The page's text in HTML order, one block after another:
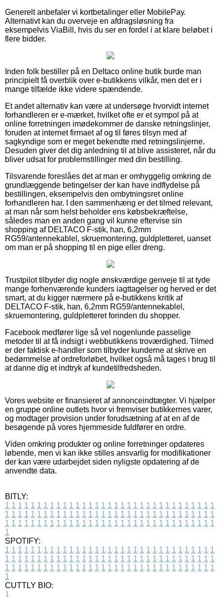
Generelt anbefaler vi kortbetalinger eller MobilePay.
Alternativt kan du overveje en afdragsløsning fra
eksempelvis ViaBill, hvis du ser en fordel i at klare beløbet i
flere bidder.
Inden folk bestiller på en Deltaco online butik burde man
principielt få overblik over e-butikkens vilkår, men det er i
mange tilfælde ikke videre spændende.
Et andet alternativ kan være at undersøge hvorvidt internet
forhandleren er e-mærket, hvilket ofte er et sympol på at
online forretningen imødekommer de danske retningslinjer,
foruden at internet firmaet af og til føres tilsyn med af
sagkyndige som er meget bekendte med retningslinjerne.
Desuden giver det dig anledning til at blive assisteret, når du
bliver udsat for problemstillinger med din bestilling.
Tilsvarende foreslåes det at man er omhyggelig omkring de
grundlæggende betingelser der kan have indflydelse på
bestillingen, eksempelvis den ombytningsret online
forhandleren har. I den sammenhæng er det tilmed relevant,
at man når som helst beholder ens købsbekræftelse,
således man en anden gang vil kunne eftervise sin
shopping af DELTACO F-stik, han, 6,2mm
RG59/antennekablel, skruemontering, guldpletteret, uanset
om man er på shopping til en pige eller dreng.
Trustpilot tilbyder dig nogle ønskværdige genveje til at tyde
mange forhenværende kunders iagttagelser og herved er det
smart, at du kigger nærmere på e-butikkens kritik af
DELTACO F-stik, han, 6,2mm RG59/antennekablel,
skruemontering, guldpletteret forinden du shopper.
Facebook medfører lige så vel nogenlunde passelige
metoder til at få indsigt i webbutikkens troværdighed. Tilmed
er der faktisk e-handler som tilbyder kunderne at skrive en
bedømmelse af ordreforløbet, hvilket også må tages i brug til
at danne dig et indtryk af kundetilfredsheden.
Vores website er finansieret af annonceindtægter. Vi hjælper
en gruppe online outlets hvor vi fremviser butikkernes varer,
og modtager provision under forudsætning af at en af de
besøgende på vores hjemmeside fuldfører en ordre.
Viden omkring produkter og online forretninger opdateres
løbende, men vi kan ikke stilles ansvarlig for modifikationer
der kan være udarbejdet siden nyligste opdatering af de
anvendte data.
BITLY:
1 1 1 1 1 1 1 1 1 1 1 1 1 1 1 1 1 1 1 1 1 1 1 1 1 1 1 1 1 1 1 1 1
1 1 1 1 1 1 1 1 1 1 1 1 1 1 1 1 1 1 1 1 1 1 1 1 1 1 1 1 1 1 1 1 1
1 1 1 1 1 1 1 1 1 1 1 1 1 1 1 1 1 1 1 1 1 1 1 1 1 1 1 1 1 1 1 1 1
1
SPOTIFY:
1 1 1 1 1 1 1 1 1 1 1 1 1 1 1 1 1 1 1 1 1 1 1 1 1 1 1 1 1 1 1 1 1
1 1 1 1 1 1 1 1 1 1 1 1 1 1 1 1 1 1 1 1 1 1 1 1 1 1 1 1 1 1 1 1 1
1 1 1 1 1 1 1 1 1 1 1 1 1 1 1 1 1 1 1 1 1 1 1 1 1 1 1 1 1 1 1 1 1
1
CUTTLY BIO:
1